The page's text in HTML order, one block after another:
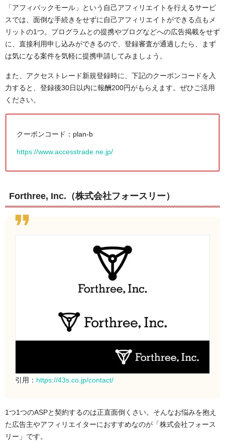
「アフィバックモール」という自己アフィリエイトを行えるサービ
スでは、面倒な手続きをせずに自己アフィリエイトができる点もメ
リットの1つ。プログラムとの提携やブログなどへの広告掲載をせず
に、直接利用申し込みができるので、登録審査が通過したら、まず
は気になる案件を気軽に提携申請してみましょう。
また、アクセストレード新規登録時に、下記のクーポンコードを入
力すると、登録後30日以内に報酬200円がもらえます。ぜひご活用
ください。
クーポンコード：plan-b
https://www.accesstrade.ne.jp/
Forthree, Inc.（株式会社フォースリー）
引用： https://43s.co.jp/contact/
1つ1つのASPと契約するのは正直面倒くさい。そんなお悩みを抱え
た広告主やアフィリエイターにおすすめなのが「株式会社フォース
リー」です。